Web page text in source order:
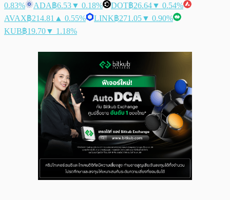
0.83%
ADA฿6.53▼ 0.18% DOT฿26.64▼ 0.54%
AVAX฿214.81 ▲ 0.55% LINK฿271.05▼ 0.90%
KUB฿19.70▼ 1.18%